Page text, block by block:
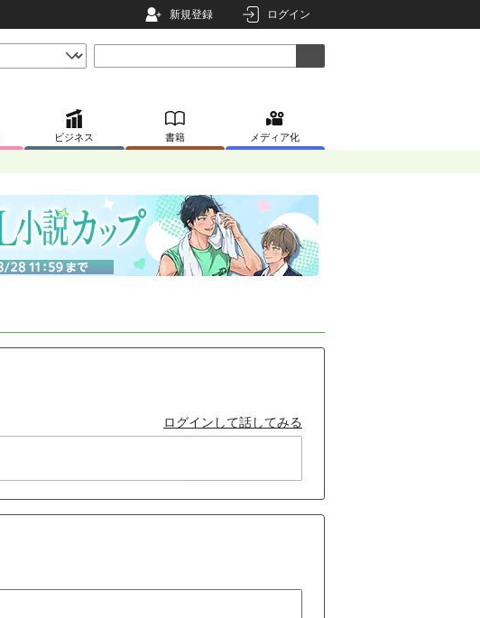
新規登録 ログイン
ビジネス 書籍 メディア化
ログインして話してみる